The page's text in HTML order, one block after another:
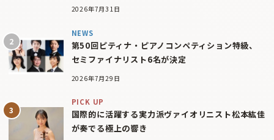
2026年7月31日
NEWS
第50回ピティナ・ピアノコンペティション特級、
セミファイナリスト6名が決定
2026年7月29日
PICK UP
国際的に活躍する実力派ヴァイオリニスト松本紘佳
が奏でる極上の響き